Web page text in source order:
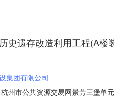
史遗存改造利用工程(A楼
集团有限公司
州市公共资源交易网景芳三堡单